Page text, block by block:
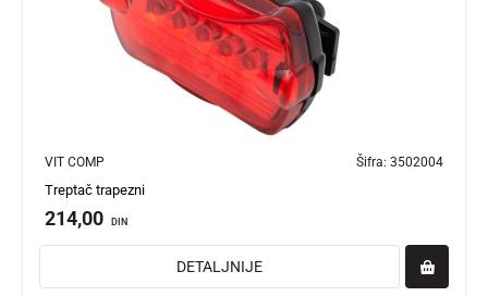
VIT COMP Šifra: 3502004
Treptač trapezni
214,00 DIN
DETALJNIJE